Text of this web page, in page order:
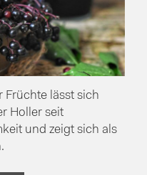
Früchte lässt sich
Holler seit
und zeigt sich als